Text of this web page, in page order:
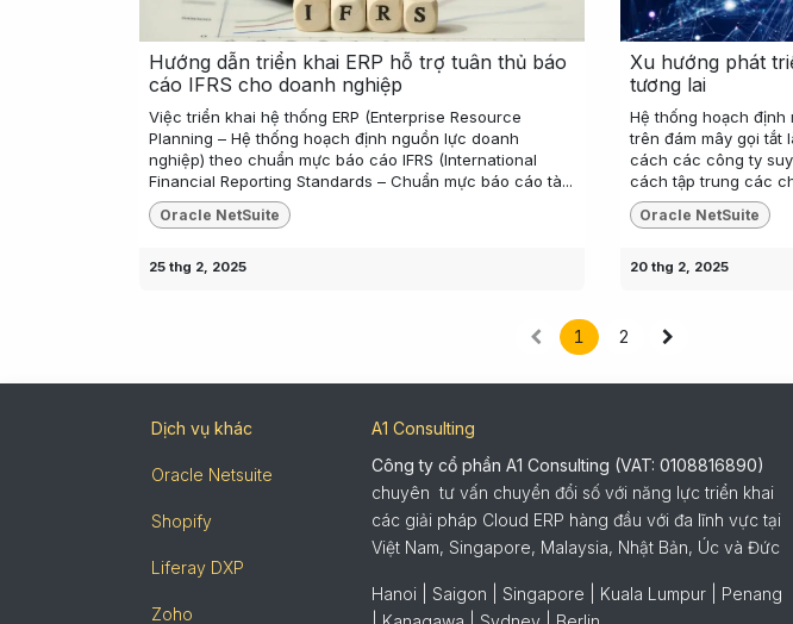
Hướng dẫn triển khai ERP hỗ trợ tuân thủ báo
cáo IFRS cho doanh nghiệp
Việc triển khai hệ thống ERP (Enterprise Resource
Planning – Hệ thống hoạch định nguồn lực doanh
nghiệp) theo chuẩn mực báo cáo IFRS (International
Financial Reporting Standards – Chuẩn mực báo cáo tà...
Oracle NetSuite
25 thg 2, 2025
Xu hướng phát
tương lai
Hệ thống hoạch định
trên đám mây gọi tắt
cách các công ty
cách tập trung các
Oracle NetSuite
20 thg 2, 2025
1 2
A1 Consulting
Công ty cổ phần A1 Consulting (VAT: 0108816890)
chuyên tư vấn chuyển đổi số với năng lực triển khai
các giải pháp Cloud ERP hàng đầu với đa lĩnh vực tại
Việt Nam, Singapore, Malaysia, Nhật Bản, Úc và Đức
Hanoi | Saigon | Singapore | Kuala Lumpur | Penang
Dịch vụ khác
Oracle Netsuite
Shopify
Liferay DXP
Zoho